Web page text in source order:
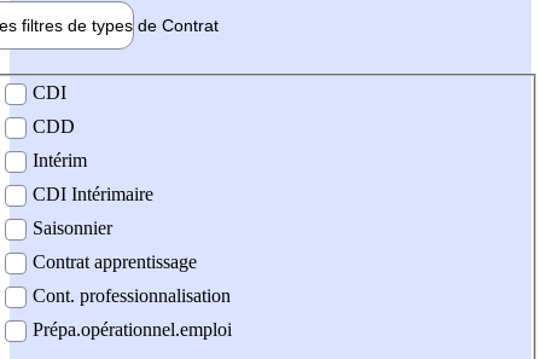
filtres de types de Contrat
contrat
CDI
CDD
Intérim
CDI Intérimaire
Saisonnier
Contrat apprentissage
Cont. professionnalisation
Prépa.opérationnel.emploi